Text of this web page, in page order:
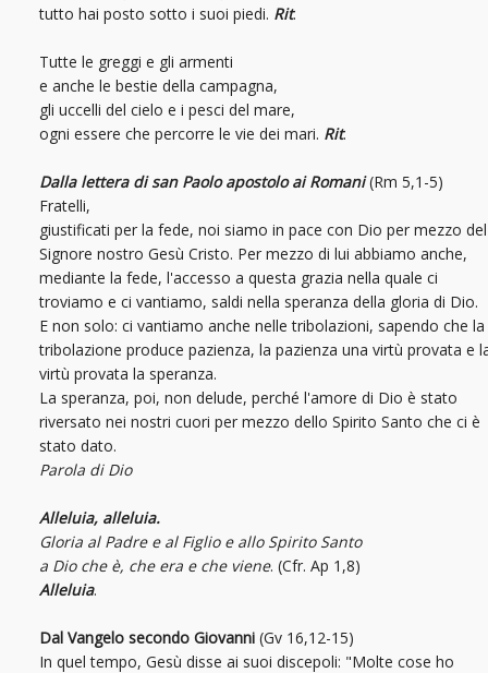
tutto hai posto sotto i suoi piedi. Rit.
Tutte le greggi e gli armenti
e anche le bestie della campagna,
gli uccelli del cielo e i pesci del mare,
ogni essere che percorre le vie dei mari. Rit.
Dalla lettera di san Paolo apostolo ai Romani (Rm 5,1-5)
Fratelli,
giustificati per la fede, noi siamo in pace con Dio per mezzo del
Signore nostro Gesù Cristo. Per mezzo di lui abbiamo anche,
mediante la fede, l'accesso a questa grazia nella quale ci
troviamo e ci vantiamo, saldi nella speranza della gloria di Dio.
E non solo: ci vantiamo anche nelle tribolazioni, sapendo che la
tribolazione produce pazienza, la pazienza una virtù provata e
virtù provata la speranza.
La speranza, poi, non delude, perché l'amore di Dio è stato
riversato nei nostri cuori per mezzo dello Spirito Santo che ci è
stato dato.
Parola di Dio
Alleluia, alleluia.
Gloria al Padre e al Figlio e allo Spirito Santo
a Dio che è, che era e che viene. (Cfr. Ap 1,8)
Alleluia.
Dal Vangelo secondo Giovanni (Gv 16,12-15)
In quel tempo, Gesù disse ai suoi discepoli: "Molte cose ho